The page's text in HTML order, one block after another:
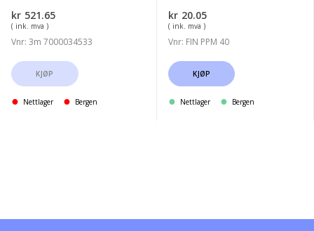
kr 521.65
( ink. mva )
Vnr: 3m 7000034533
KJØP
Nettlager Bergen
kr 20.05
( ink. mva )
Vnr: FIN PPM 40
KJØP
Nettlager Bergen